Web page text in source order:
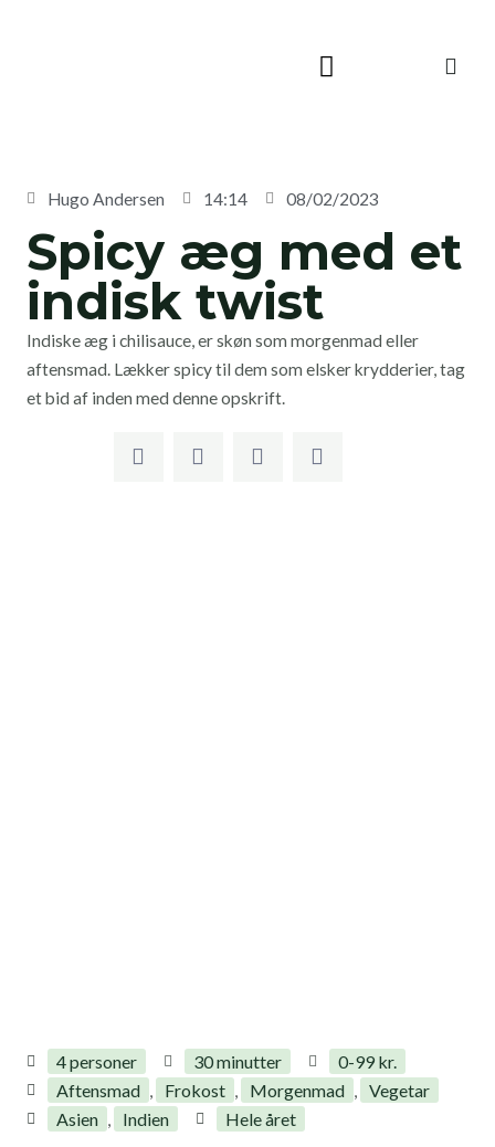
Hugo Andersen 14:14 08/02/2023
Spicy æg med et
indisk twist
Indiske æg i chilisauce, er skøn som morgenmad eller
aftensmad. Lækker spicy til dem som elsker krydderier, tag
et bid af inden med denne opskrift.
4 personer 30 minutter
0-99 kr.
Aftensmad , Frokost , Morgenmad ,
Vegetar
Asien , Indien Hele året